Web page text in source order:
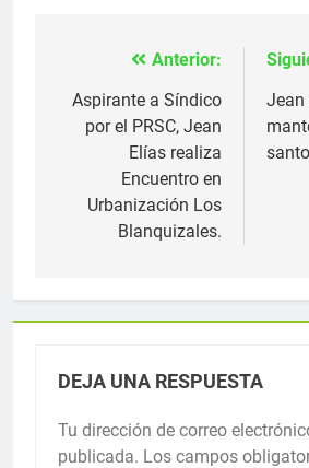
Navegación
de
entradas
Anterior:
Aspirante a Síndico
por el PRSC, Jean
Elías realiza
Encuentro en
Urbanización Los
Blanquizales.
Jean
DEJA UNA RESPUESTA
Tu dirección de correo
publicada. Los campos